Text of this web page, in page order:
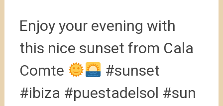
Enjoy your evening with
this nice sunset from Cala
Comte
#sunset
#ibiza #puestadelsol #sun